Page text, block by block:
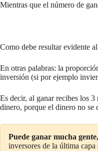
Mientras que el número de
Como debe resultar evidente
En otras palabras: la
inversión (si por ejemplo
Es decir, al ganar recibes los
dinero, porque el dinero no se
Puede ganar mucha
inversores de la última